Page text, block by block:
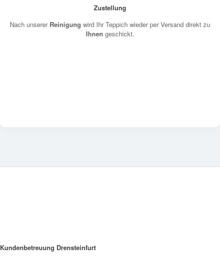
Zustellung
Nach unserer Reinigung wird Ihr Teppich wieder per Versand direkt zu
Ihnen geschickt.
Kundenbetreuung Drensteinfurt